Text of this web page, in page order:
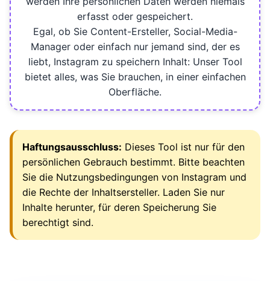
erfasst oder gespeichert.
Egal, ob Sie Content-Ersteller, Social-Media-
Manager oder einfach nur jemand sind, der es
liebt, Instagram zu speichern Inhalt: Unser Tool
bietet alles, was Sie brauchen, in einer einfachen
Oberfläche.
Haftungsausschluss: Dieses Tool ist nur für den
persönlichen Gebrauch bestimmt. Bitte beachten
Sie die Nutzungsbedingungen von Instagram und
die Rechte der Inhaltsersteller. Laden Sie nur
Inhalte herunter, für deren Speicherung Sie
berechtigt sind.